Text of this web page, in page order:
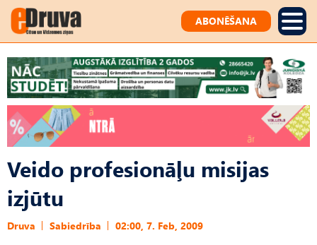
ABONĒŠANA
Veido profesionāļu misijas
izjūtu
Druva Sabiedrība 02:00, 7. Feb, 2009